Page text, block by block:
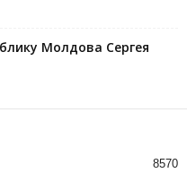
Молдова Сергея
8570